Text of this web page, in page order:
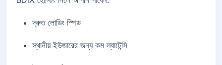
দ্রুত লোডিং স্পিড
স্থানীয় ইউজারের জন্য কম ল্যাটেন্সি